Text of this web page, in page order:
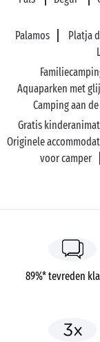
Palamos
Platja
Aquaparken met
Camping aan
Gratis
Originele
voor camper
89%* tevreden